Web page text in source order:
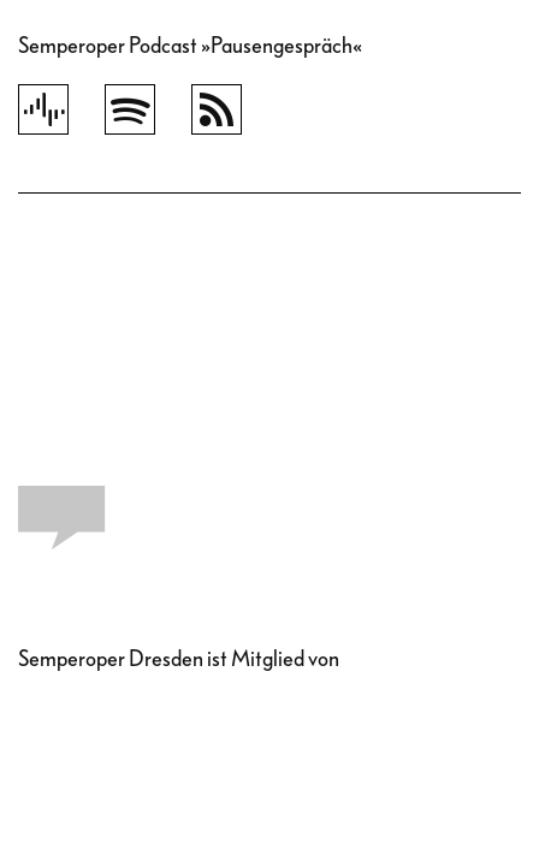
Semperoper Podcast »Pausengespräch«
Semperoper Dresden ist Mitglied von